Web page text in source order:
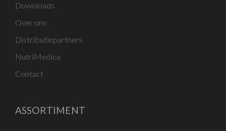
Downloads
Over ons
Distributiepartners
NutriMedica
Contact
ASSORTIMENT